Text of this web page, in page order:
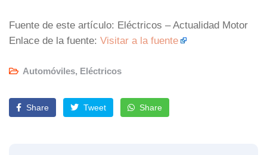
Fuente de este artículo: Eléctricos – Actualidad Motor
Enlace de la fuente: Visitar a la fuente
Automóviles, Eléctricos
Share Tweet Share